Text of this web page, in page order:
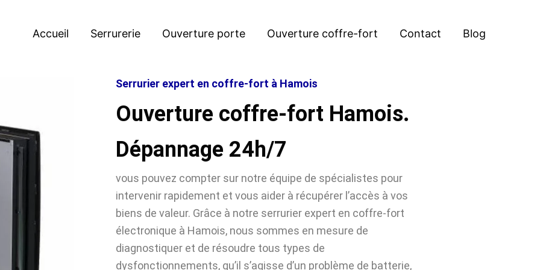
Accueil Serrurerie Ouverture porte Ouverture coffre-fort Contact Blog
Serrurier expert en coffre-fort à Hamois
Ouverture coffre-fort Hamois.
Dépannage 24h/7
vous pouvez compter sur notre équipe de spécialistes pour
intervenir rapidement et vous aider à récupérer l’accès à vos
biens de valeur. Grâce à notre serrurier expert en coffre-fort
électronique à Hamois, nous sommes en mesure de
diagnostiquer et de résoudre tous types de
dysfonctionnements, qu’il s’agisse d’un problème de batterie,